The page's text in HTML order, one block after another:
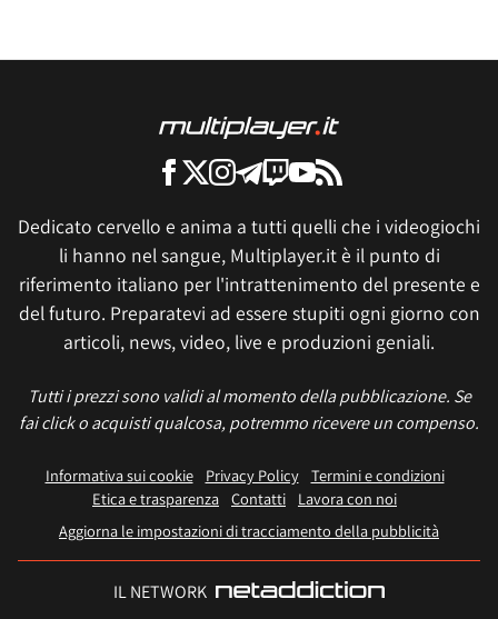
Dedicato cervello e anima a tutti quelli che i videogiochi
li hanno nel sangue, Multiplayer.it è il punto di
riferimento italiano per l'intrattenimento del presente e
del futuro. Preparatevi ad essere stupiti ogni giorno con
articoli, news, video, live e produzioni geniali.
Tutti i prezzi sono validi al momento della pubblicazione. Se
fai click o acquisti qualcosa, potremmo ricevere un compenso.
Informativa sui cookie Privacy Policy
Termini e condizioni
Etica e trasparenza Contatti
Lavora con noi
Aggiorna le impostazioni di tracciamento della pubblicità
IL NETWORK